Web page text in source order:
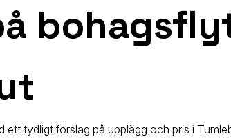
tydligt förslag på upplägg och pris i